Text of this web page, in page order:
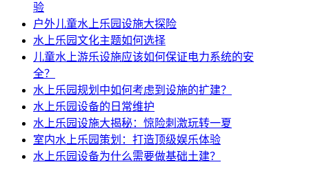
验
户外儿童水上乐园设施大探险
水上乐园文化主题如何选择
儿童水上游乐设施应该如何保证电力系统的安
全？
水上乐园规划中如何考虑到设施的扩建？
水上乐园设备的日常维护
水上乐园设施大揭秘：惊险刺激玩转一夏
室内水上乐园策划：打造顶级娱乐体验
水上乐园设备为什么需要做基础土建？